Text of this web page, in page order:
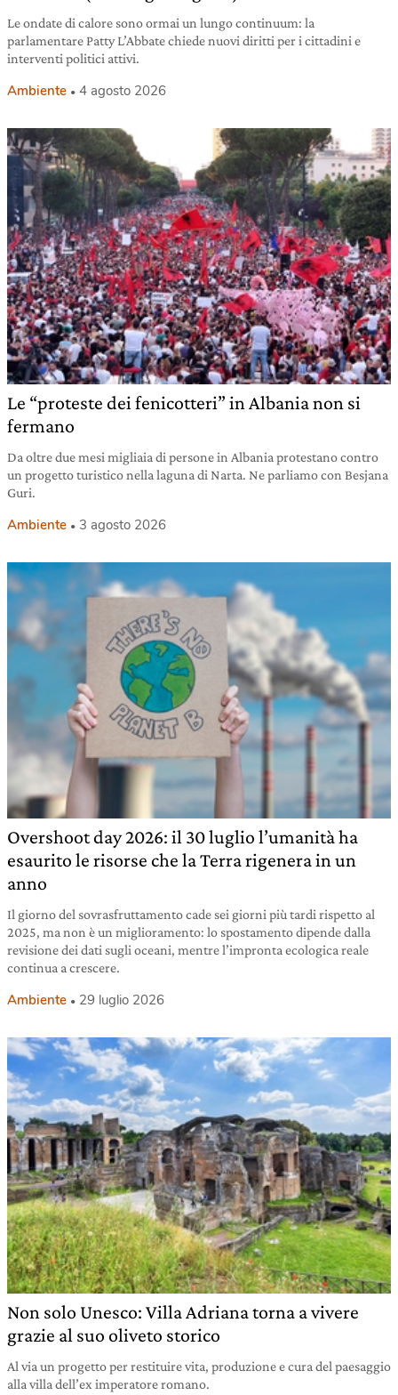
Le ondate di calore sono ormai un lungo continuum: la
parlamentare Patty L’Abbate chiede nuovi diritti per i cittadini e
interventi politici attivi.
Ambiente 4 agosto 2026
Le “proteste dei fenicotteri” in Albania non si
fermano
Da oltre due mesi migliaia di persone in Albania protestano contro
un progetto turistico nella laguna di Narta. Ne parliamo con Besjana
Guri.
Ambiente 3 agosto 2026
Overshoot day 2026: il 30 luglio l’umanità ha
esaurito le risorse che la Terra rigenera in un
anno
Il giorno del sovrasfruttamento cade sei giorni più tardi rispetto al
2025, ma non è un miglioramento: lo spostamento dipende dalla
revisione dei dati sugli oceani, mentre l’impronta ecologica reale
continua a crescere.
Ambiente 29 luglio 2026
Non solo Unesco: Villa Adriana torna a vivere
grazie al suo oliveto storico
Al via un progetto per restituire vita, produzione e cura del paesaggio
alla villa dell’ex imperatore romano.